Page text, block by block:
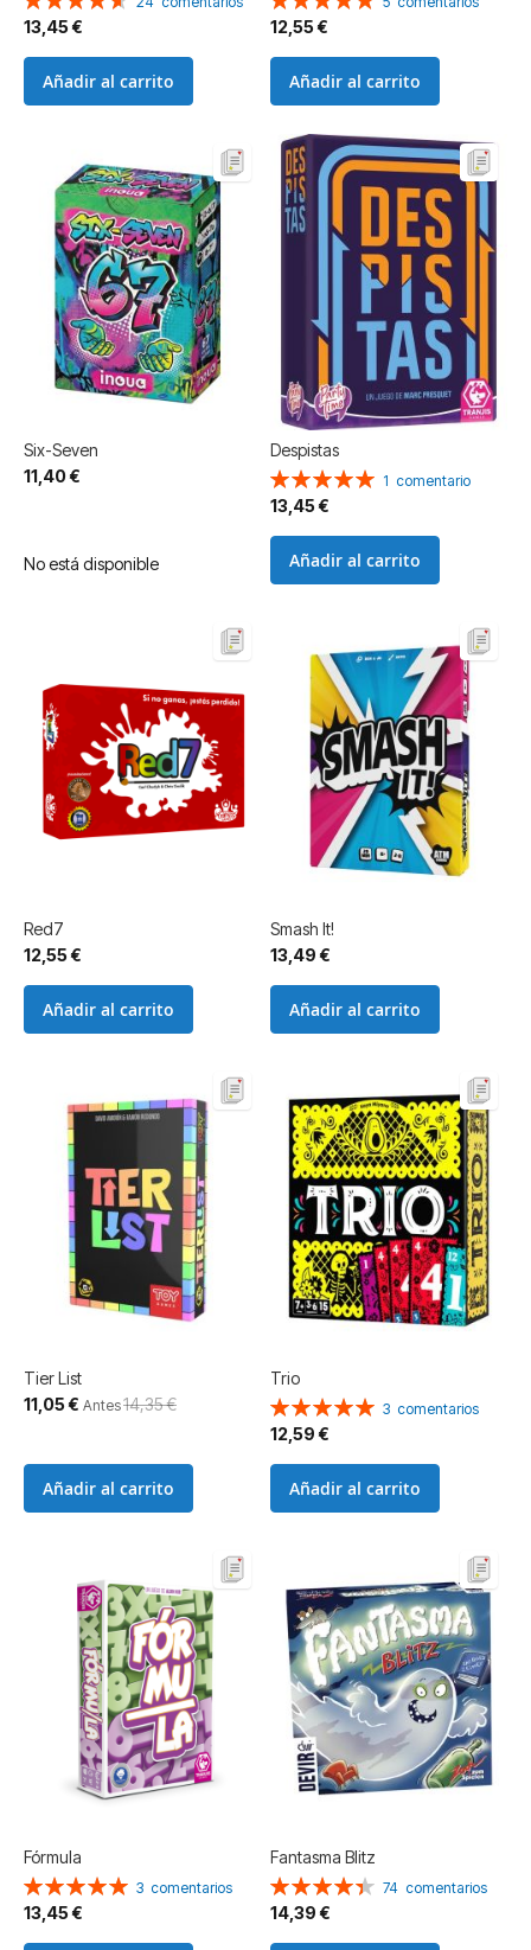
93%
13,45 €
Añadir al carrito
100%
12,55 €
Añadir al carrito
Six-Seven
11,40 €
No está disponible
Despistas
Valoración:
100%
1 comentario
13,45 €
Añadir al carrito
Red7
12,55 €
Añadir al carrito
Smash It!
13,49 €
Añadir al carrito
Tier List
Precio
especial
11,05 € Antes14,35 €
Añadir al carrito
Trio
Valoración:
100%
3 comentarios
12,59 €
Añadir al carrito
Fórmula
Valoración:
100%
3 comentarios
13,45 €
Fantasma Blitz
Valoración:
88%
74 comentarios
14,39 €